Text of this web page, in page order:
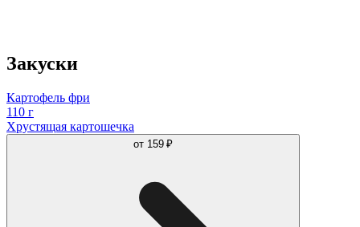
Закуски
Картофель фри
110 г
Хрустящая картошечка
от 159 ₽